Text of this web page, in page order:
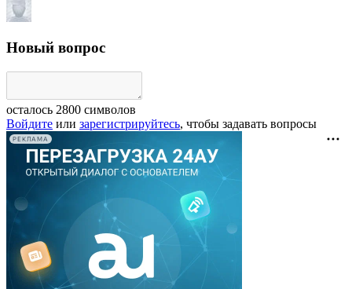
Новый вопрос
осталось 2800 символов
Войдите или зарегистрируйтесь, чтобы задавать вопросы
РЕКЛАМА